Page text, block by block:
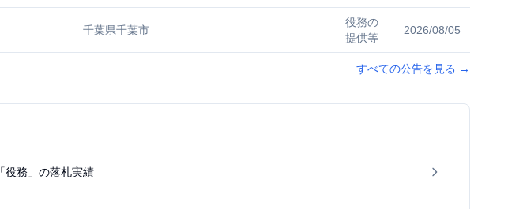
千葉県千葉市
役務の
提供等
2026/08/05
すべての公告を見る →
「役務」の落札実績